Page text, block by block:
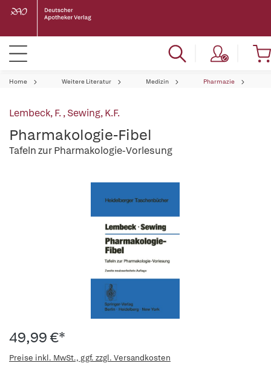
Home Weitere Literatur Medizin Pharmazie
Lembeck, F.,Sewing, K.F.
Pharmakologie-Fibel
Tafeln zur Pharmakologie-Vorlesung
49,99 €*
Preise inkl. MwSt., ggf. zzgl. Versandkosten